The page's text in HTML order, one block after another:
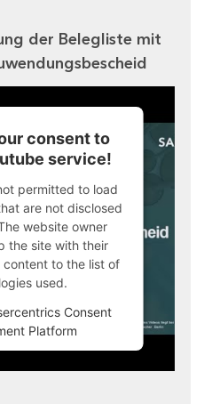
der Belegliste mit
consent to
service!
permitted to load
are not disclosed
website owner
the site with their
content to the list of
used.
Consent
Platform